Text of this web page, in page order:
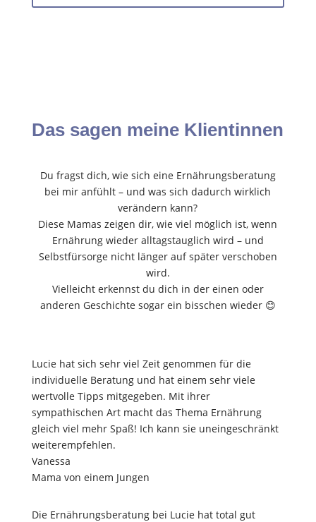
Das sagen meine Klientinnen
Du fragst dich, wie sich eine Ernährungsberatung
bei mir anfühlt – und was sich dadurch wirklich
verändern kann?
Diese Mamas zeigen dir, wie viel möglich ist, wenn
Ernährung wieder alltagstauglich wird – und
Selbstfürsorge nicht länger auf später verschoben
wird.
Vielleicht erkennst du dich in der einen oder
anderen Geschichte sogar ein bisschen wieder 😊
Lucie hat sich sehr viel Zeit genommen für die
individuelle Beratung und hat einem sehr viele
wertvolle Tipps mitgegeben. Mit ihrer
sympathischen Art macht das Thema Ernährung
gleich viel mehr Spaß! Ich kann sie uneingeschränkt
weiterempfehlen.
Vanessa
Mama von einem Jungen
Die Ernährungsberatung bei Lucie hat total gut